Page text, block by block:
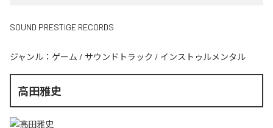
SOUND PRESTIGE RECORDS
ジャンル： ゲーム / サウンドトラック / インストゥルメンタル
高田雅史